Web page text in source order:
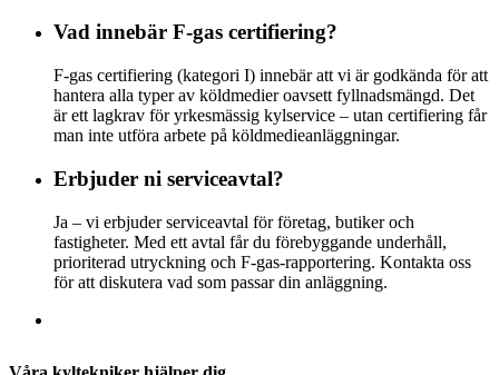
Vad innebär F-gas certifiering?
F-gas certifiering (kategori I) innebär att vi är godkända för att
hantera alla typer av köldmedier oavsett fyllnadsmängd. Det
är ett lagkrav för yrkesmässig kylservice – utan certifiering får
man inte utföra arbete på köldmedieanläggningar.
Erbjuder ni serviceavtal?
Ja – vi erbjuder serviceavtal för företag, butiker och
fastigheter. Med ett avtal får du förebyggande underhåll,
prioriterad utryckning och F-gas-rapportering. Kontakta oss
för att diskutera vad som passar din anläggning.